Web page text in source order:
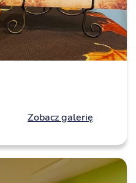
Zobacz galerię